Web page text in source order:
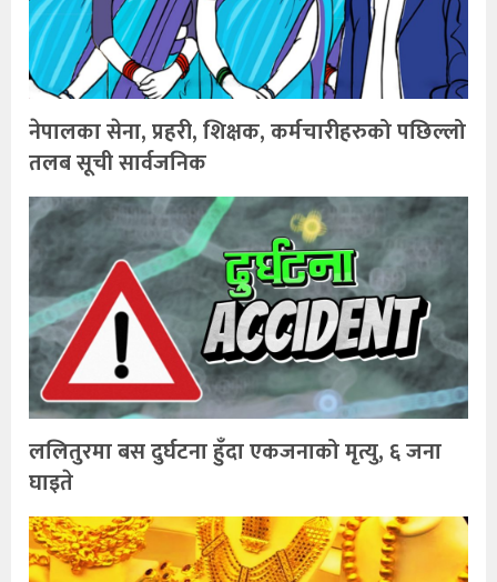
नेपालका सेना, प्रहरी, शिक्षक, कर्मचारीहरुको पछिल्लो
तलब सूची सार्वजनिक
ललितुरमा बस दुर्घटना हुँदा एकजनाको मृत्यु, ६ जना
घाइते